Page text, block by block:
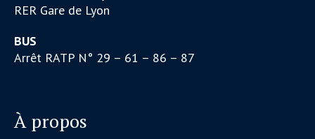
RER Gare de Lyon
BUS
Arrêt RATP N° 29 – 61 – 86 – 87
À propos